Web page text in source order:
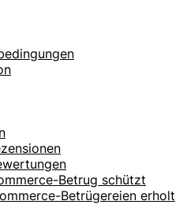
Betrug schützt
Betrügereien erholt